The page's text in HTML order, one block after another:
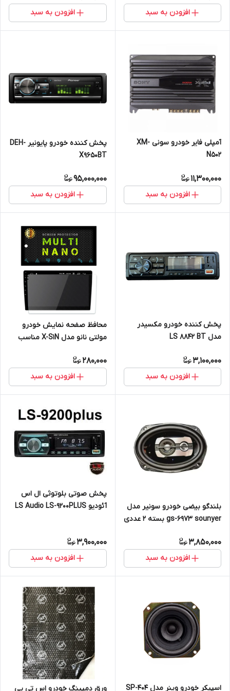
افزودن به سبد افزودن به سبد
آمپلی فایر خودرو سونی XM-
N502
11,300,000
افزودن به سبد
پخش کننده خودرو پایونیر DEH-
X9650BT
95,000,000
افزودن به سبد
پخش کننده خودرو مکسیدر
مدل LS 8842 BT
3,100,000
افزودن به سبد
محافظ صفحه نمایش خودرو
مولتی نانو مدل X-S1N مناسب
280,000
افزودن به سبد
بلندگو بیضی خودرو سونیر مدل
gs-6973 sounyer بسته 2 عددی
3,850,000
افزودن به سبد
پخش صوتی بلوتوثی ال اس
آئودیو LS Audio LS-9200PLUS
3,900,000
افزودن به سبد
اسپیکر خودرو وینر مدل SP-404 ورق دمپینگ خودرو اس تی پی